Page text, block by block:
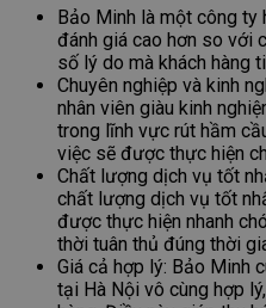
Bảo Minh là một công
đánh giá cao hơn so với
số lý do mà khách hàng
Chuyên nghiệp và kinh
nhân viên giàu kinh
trong lĩnh vực rút hầm
việc sẽ được thực hiện
Chất lượng dịch vụ tốt
chất lượng dịch vụ tốt
được thực hiện nhanh
thời tuân thủ đúng thời
Giá cả hợp lý: Bảo Minh
tại Hà Nội vô cùng hợp